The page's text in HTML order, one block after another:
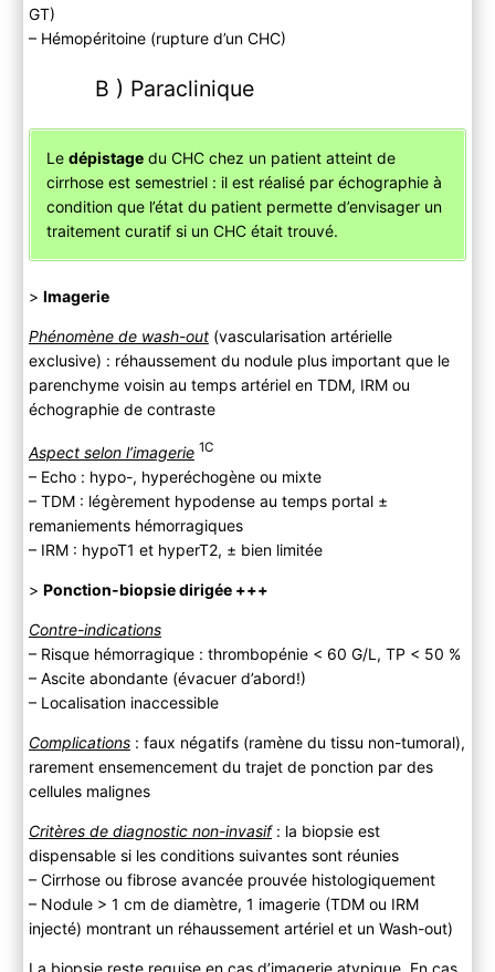
GT)
– Hémopéritoine (rupture d’un CHC)
B ) Paraclinique
Le dépistagedu CHC chez un patient atteint de
cirrhose est semestriel : il est réalisé par échographie à
condition que l’état du patient permette d’envisager un
traitement curatif si un CHC était trouvé.
> Imagerie
Phénomène de wash-out(vascularisation artérielle
exclusive) : réhaussement du nodule plus important que le
parenchyme voisin au temps artériel en TDM, IRM ou
échographie de contraste
Aspect selon l’imagerie 1C
– Echo : hypo-, hyperéchogène ou mixte
– TDM : légèrement hypodense au temps portal ±
remaniements hémorragiques
– IRM : hypoT1 et hyperT2, ± bien limitée
> Ponction-biopsie dirigée +++
Contre-indications
– Risque hémorragique : thrombopénie < 60 G/L, TP < 50 %
– Ascite abondante (évacuer d’abord!)
– Localisation inaccessible
Complications : faux négatifs (ramène du tissu non-tumoral),
rarement ensemencement du trajet de ponction par des
cellules malignes
Critères de diagnostic non-invasif: la biopsie est
dispensable si les conditions suivantes sont réunies
– Cirrhose ou fibrose avancée prouvée histologiquement
– Nodule > 1 cm de diamètre, 1 imagerie (TDM ou IRM
injecté) montrant un réhaussement artériel et un Wash-out)
La biopsie reste requise en cas d’imagerie atypique. En cas